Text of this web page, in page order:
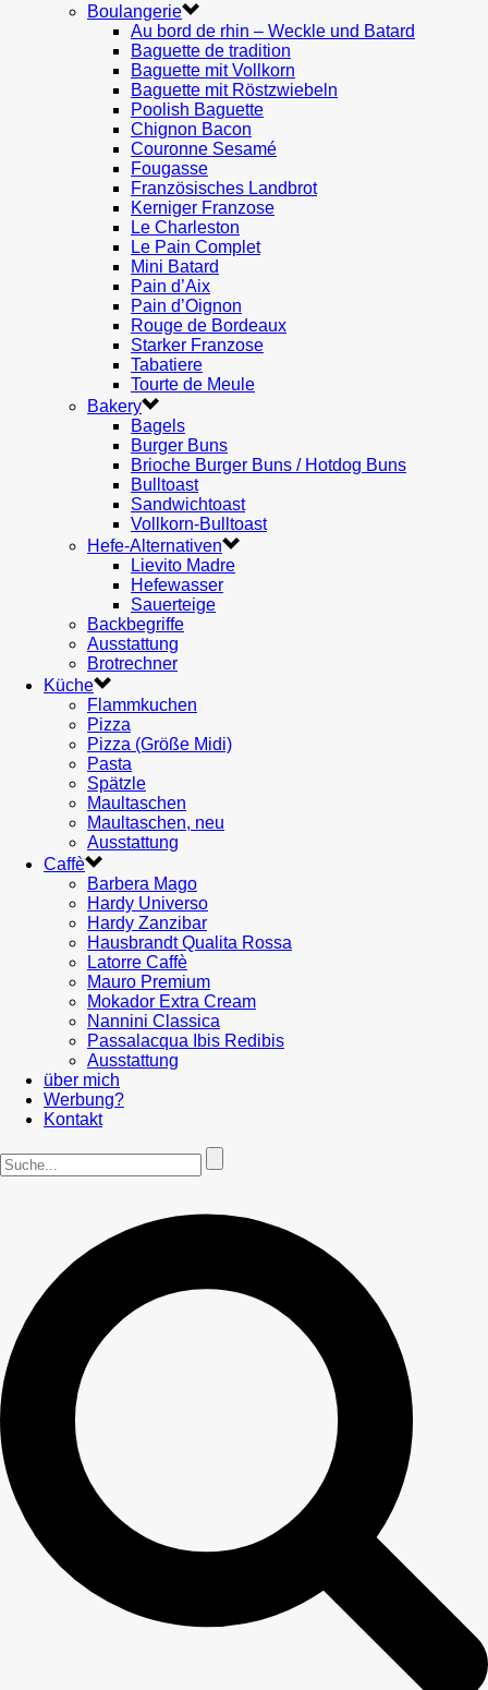
Boulangerie
Au bord de rhin – Weckle und Batard
Baguette de tradition
Baguette mit Vollkorn
Baguette mit Röstzwiebeln
Poolish Baguette
Chignon Bacon
Couronne Sesamé
Fougasse
Französisches Landbrot
Kerniger Franzose
Le Charleston
Le Pain Complet
Mini Batard
Pain d’Aix
Pain d’Oignon
Rouge de Bordeaux
Starker Franzose
Tabatiere
Tourte de Meule
Bakery
Bagels
Burger Buns
Brioche Burger Buns / Hotdog Buns
Bulltoast
Sandwichtoast
Vollkorn-Bulltoast
Hefe-Alternativen
Lievito Madre
Hefewasser
Sauerteige
Backbegriffe
Ausstattung
Brotrechner
Küche
Flammkuchen
Pizza
Pizza (Größe Midi)
Pasta
Spätzle
Maultaschen
Maultaschen, neu
Ausstattung
Caffè
Barbera Mago
Hardy Universo
Hardy Zanzibar
Hausbrandt Qualita Rossa
Latorre Caffè
Mauro Premium
Mokador Extra Cream
Nannini Classica
Passalacqua Ibis Redibis
Ausstattung
über mich
Werbung?
Kontakt